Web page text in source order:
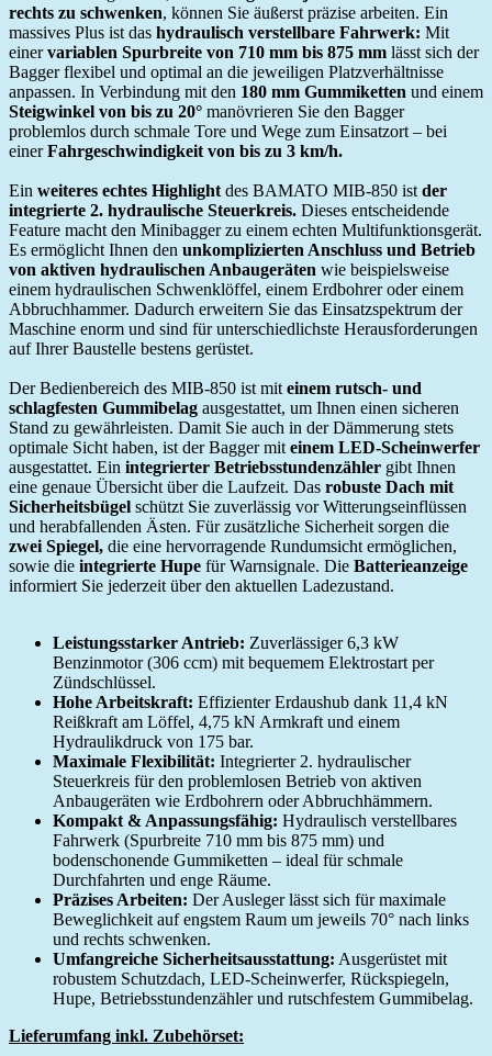
rechts zu schwenken, können Sie äußerst präzise arbeiten. Ein
massives Plus ist das hydraulisch verstellbare Fahrwerk: Mit
einervariablen Spurbreite von 710 mm bis 875 mm lässt sich der
Bagger flexibel und optimal an die jeweiligen Platzverhältnisse
anpassen. In Verbindung mit den 180 mm Gummiketten und einem
Steigwinkel von bis zu 20° manövrieren Sie den Bagger
problemlos durch schmale Tore und Wege zum Einsatzort – bei
einerFahrgeschwindigkeit von bis zu 3 km/h.
Ein weiteres echtes Highlightdes BAMATO MIB-850 istder
integrierte 2. hydraulische Steuerkreis. Dieses entscheidende
Feature macht den Minibagger zu einem echten Multifunktionsgerät.
Es ermöglicht Ihnen den unkomplizierten Anschluss und Betrieb
von aktiven hydraulischen Anbaugeräten wie beispielsweise
einem hydraulischen Schwenklöffel, einem Erdbohrer oder einem
Abbruchhammer. Dadurch erweitern Sie das Einsatzspektrum der
Maschine enorm und sind für unterschiedlichste Herausforderungen
auf Ihrer Baustelle bestens gerüstet.
Der Bedienbereich des MIB-850 ist miteinem rutsch- und
schlagfesten Gummibelag ausgestattet, um Ihnen einen sicheren
Stand zu gewährleisten. Damit Sie auch in der Dämmerung stets
optimale Sicht haben, ist der Bagger miteinem LED-Scheinwerfer
ausgestattet. Ein integrierter Betriebsstundenzähler gibt Ihnen
eine genaue Übersicht über die Laufzeit. Das robuste Dach mit
Sicherheitsbügel schützt Sie zuverlässig vor Witterungseinflüssen
und herabfallenden Ästen. Für zusätzliche Sicherheit sorgen die
zwei Spiegel, die eine hervorragende Rundumsicht ermöglichen,
sowie die integrierte Hupe für Warnsignale. Die Batterieanzeige
informiert Sie jederzeit über den aktuellen Ladezustand.
Leistungsstarker Antrieb: Zuverlässiger 6,3 kW
Benzinmotor (306 ccm) mit bequemem Elektrostart per
Zündschlüssel.
Hohe Arbeitskraft: Effizienter Erdaushub dank 11,4 kN
Reißkraft am Löffel, 4,75 kN Armkraft und einem
Hydraulikdruck von 175 bar.
Maximale Flexibilität: Integrierter 2. hydraulischer
Steuerkreis für den problemlosen Betrieb von aktiven
Anbaugeräten wie Erdbohrern oder Abbruchhämmern.
Kompakt & Anpassungsfähig: Hydraulisch verstellbares
Fahrwerk (Spurbreite 710 mm bis 875 mm) und
bodenschonende Gummiketten – ideal für schmale
Durchfahrten und enge Räume.
Präzises Arbeiten: Der Ausleger lässt sich für maximale
Beweglichkeit auf engstem Raum um jeweils 70° nach links
und rechts schwenken.
Umfangreiche Sicherheitsausstattung: Ausgerüstet mit
robustem Schutzdach, LED-Scheinwerfer, Rückspiegeln,
Hupe, Betriebsstundenzähler und rutschfestem Gummibelag.
Lieferumfang inkl. Zubehörset: